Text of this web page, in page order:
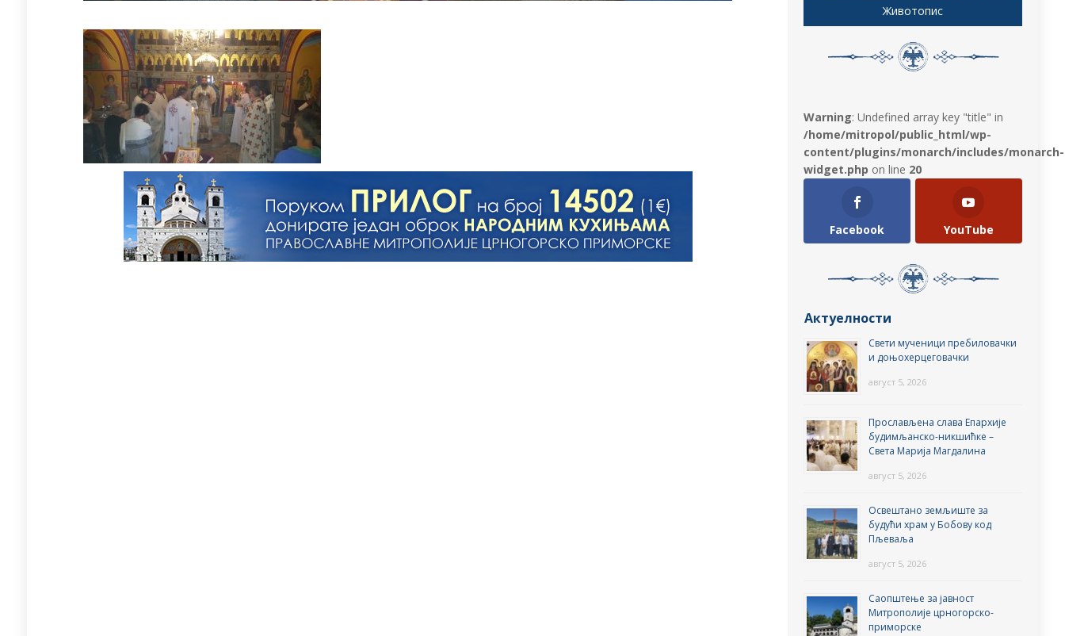
Животопис
Warning: Undefined array key "title" in
/home/mitropol/public_html/wp-
content/plugins/monarch/includes/monarch-
widget.php on line 20
Facebook YouTube
Актуелности
Свети мученици пребиловачки
и доњохерцеговачки
август 5, 2026
Прослављена слава Епархије
будимљанско-никшићке –
Света Марија Магдалина
август 5, 2026
Освештано земљиште за
будући храм у Бобову код
Пљеваља
август 5, 2026
Саопштење за јавност
Митрополије црногорско-
приморске